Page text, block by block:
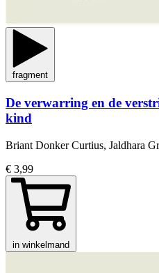
fragment
De verwarring en de
kind
Briant Donker Curtius, Jaldhara
€ 3,99
in winkelmand